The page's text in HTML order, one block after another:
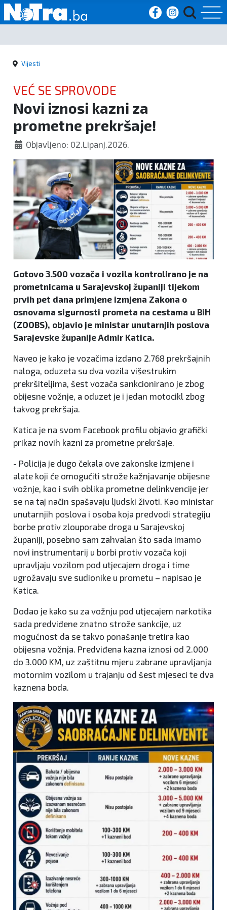
Početna
Vijesti
Sport
Kultura
Crna
kronika
Politika
Zanimljivosti
Vijesti
VEĆ SE SPROVODE
Novi iznosi kazni za
prometne prekršaje!
Objavljeno: 02.Lipanj.2026.
Gotovo 3.500 vozača i vozila kontrolirano je na
prometnicama u Sarajevskoj županiji tijekom
prvih pet dana primjene izmjena Zakona o
osnovama sigurnosti prometa na cestama u BiH
(ZOOBS), objavio je ministar unutarnjih poslova
Sarajevske županije Admir Katica.
Naveo je kako je vozačima izdano 2.768 prekršajnih
naloga, oduzeta su dva vozila višestrukim
prekršiteljima, šest vozača sankcionirano je zbog
obijesne vožnje, a oduzet je i jedan motocikl zbog
takvog prekršaja.
Katica je na svom Facebook profilu objavio grafički
prikaz novih kazni za prometne prekršaje.
- Policija je dugo čekala ove zakonske izmjene i
alate koji će omogućiti strože kažnjavanje obijesne
vožnje, kao i svih oblika prometne delinkvencije jer
se na taj način spašavaju ljudski životi. Kao ministar
unutarnjih poslova i osoba koja predvodi strategiju
borbe protiv zlouporabe droga u Sarajevskoj
županiji, posebno sam zahvalan što sada imamo
novi instrumentarij u borbi protiv vozača koji
upravljaju vozilom pod utjecajem droga i time
ugrožavaju sve sudionike u prometu – napisao je
Katica.
Dodao je kako su za vožnju pod utjecajem narkotika
sada predviđene znatno strože sankcije, uz
mogućnost da se takvo ponašanje tretira kao
obijesna vožnja. Predviđena kazna iznosi od 2.000
do 3.000 KM, uz zaštitnu mjeru zabrane upravljanja
motornim vozilom u trajanju od šest mjeseci te dva
kaznena boda.